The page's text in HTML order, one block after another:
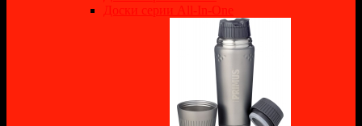
Доски серии All-In-One